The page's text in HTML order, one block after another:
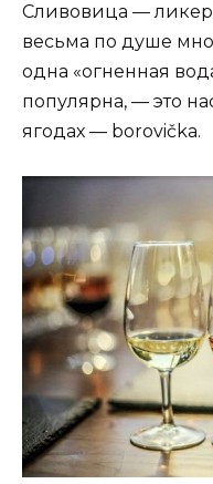
Сливовица —
весьма по душе
одна «огненная
популярна, — это
ягодах — borovička.